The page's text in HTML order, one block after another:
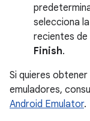
selecciona
recientes de
Finish.
Si quieres
emuladores,
Android Emulator.